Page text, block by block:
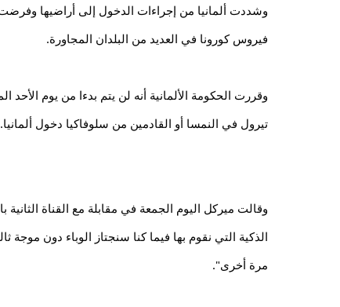
فيروس كورونا في العديد من البلدان المجاورة.
تيرول في النمسا أو القادمين من سلوفاكيا دخول ألمانيا.
مرة أخرى".